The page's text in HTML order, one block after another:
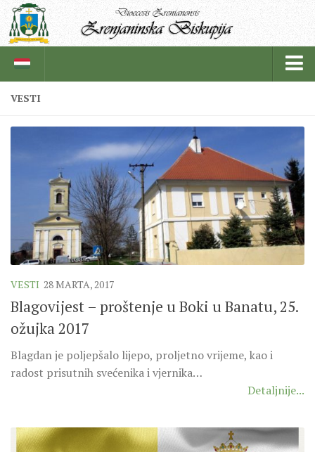
BISKUPSKI ORDINARIJAT
ISTORIJAT
CRKVENE INSTITUCIJE
SVEŠTENICI
REDOVNICI
IN MEMORIAM
ŽUPE
SEVERNI DEKANAT
JUŽNI DEKANAT
SINODA
VESTI
VESTI 28 MARTA, 2017
Blagovijest – proštenje u Boki u Banatu, 25.
ožujka 2017
Blagdan je poljepšalo lijepo, proljetno vrijeme, kao i
radost prisutnih svećenika i vjernika…
Detaljnije...